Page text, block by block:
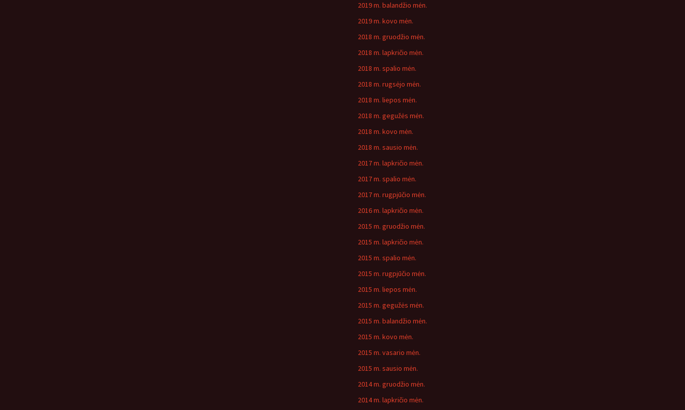
2019 m. balandžio mėn.
2019 m. kovo mėn.
2018 m. gruodžio mėn.
2018 m. lapkričio mėn.
2018 m. spalio mėn.
2018 m. rugsėjo mėn.
2018 m. liepos mėn.
2018 m. gegužės mėn.
2018 m. kovo mėn.
2018 m. sausio mėn.
2017 m. lapkričio mėn.
2017 m. spalio mėn.
2017 m. rugpjūčio mėn.
2016 m. lapkričio mėn.
2015 m. gruodžio mėn.
2015 m. lapkričio mėn.
2015 m. spalio mėn.
2015 m. rugpjūčio mėn.
2015 m. liepos mėn.
2015 m. gegužės mėn.
2015 m. balandžio mėn.
2015 m. kovo mėn.
2015 m. vasario mėn.
2015 m. sausio mėn.
2014 m. gruodžio mėn.
2014 m. lapkričio mėn.